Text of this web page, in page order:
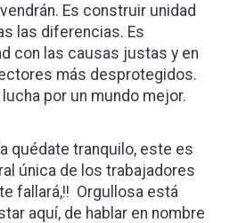
Es construir unidad
las diferencias. Es
con las causas justas y en
más desprotegidos.
lucha por un mundo mejor.
quédate tranquilo, este es
única de los trabajadores
fallará,!! Orgullosa está
aquí, de hablar en nombre